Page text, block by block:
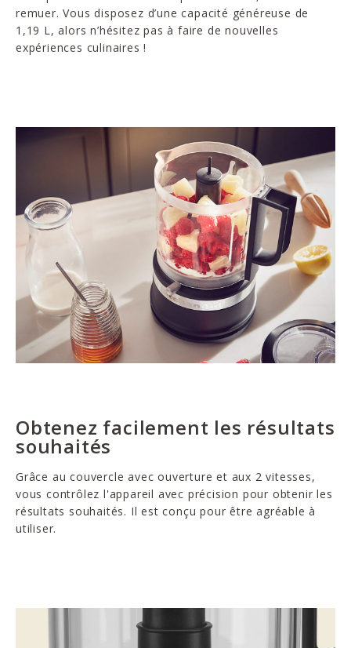
remuer. Vous disposez d’une capacité généreuse de
1,19 L, alors n’hésitez pas à faire de nouvelles
expériences culinaires !
Obtenez facilement les résultats
souhaités
Grâce au couvercle avec ouverture et aux 2 vitesses,
vous contrôlez l'appareil avec précision pour obtenir les
résultats souhaités. Il est conçu pour être agréable à
utiliser.